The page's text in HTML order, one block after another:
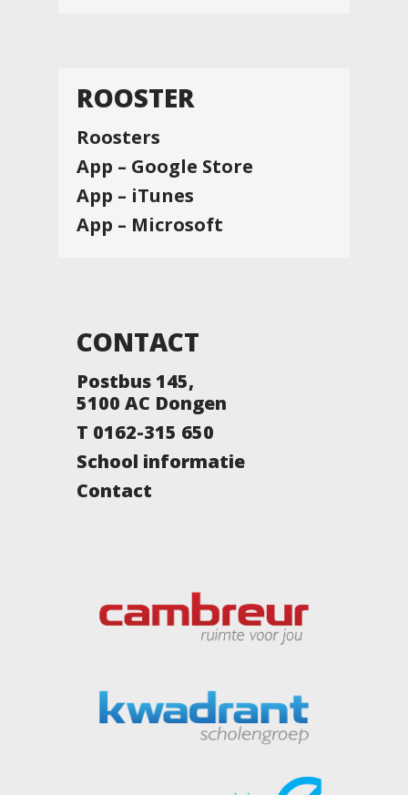
ROOSTER
Roosters
App – Google Store
App – iTunes
App – Microsoft
CONTACT
Postbus 145,
5100 AC Dongen
T 0162-315 650
School informatie
Contact